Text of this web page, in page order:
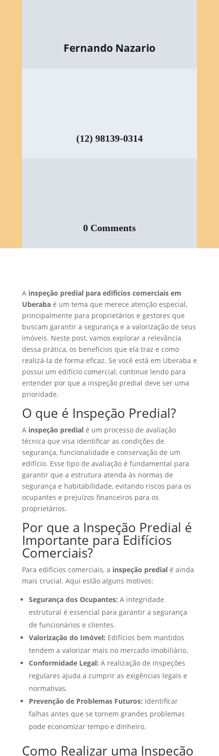
Fernando Nazario
(12) 98139-0314
0 Comments
A inspeção predial para edifícios comerciais em
Uberabaé um tema que merece atenção especial,
principalmente para proprietários e gestores que
buscam garantir a segurança e a valorização de seus
imóveis. Neste post, vamos explorar a relevância
dessa prática, os benefícios que ela traz e como
realizá-la de forma eficaz. Se você está em Uberaba e
possui um edifício comercial, continue lendo para
entender por que a inspeção predial deve ser uma
prioridade.
O que é Inspeção Predial?
A inspeção predialé um processo de avaliação
técnica que visa identificar as condições de
segurança, funcionalidade e conservação de um
edifício. Esse tipo de avaliação é fundamental para
garantir que a estrutura atenda às normas de
segurança e habitabilidade, evitando riscos para os
ocupantes e prejuízos financeiros para os
proprietários.
Por que a Inspeção Predial é
Importante para Edifícios
Comerciais?
Para edifícios comerciais, a inspeção predialé ainda
mais crucial. Aqui estão alguns motivos:
Segurança dos Ocupantes: A integridade
estrutural é essencial para garantir a segurança
de funcionários e clientes.
Valorização do Imóvel: Edifícios bem mantidos
tendem a valorizar mais no mercado imobiliário.
Conformidade Legal: A realização de inspeções
regulares ajuda a cumprir as exigências legais e
normativas.
Prevenção de Problemas Futuros: Identificar
falhas antes que se tornem grandes problemas
pode economizar tempo e dinheiro.
Como Realizar uma Inspeção